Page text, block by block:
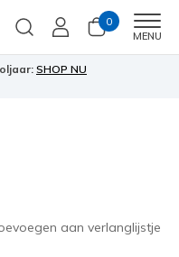
0
MENU
SHOP NU
aan verlanglijstje